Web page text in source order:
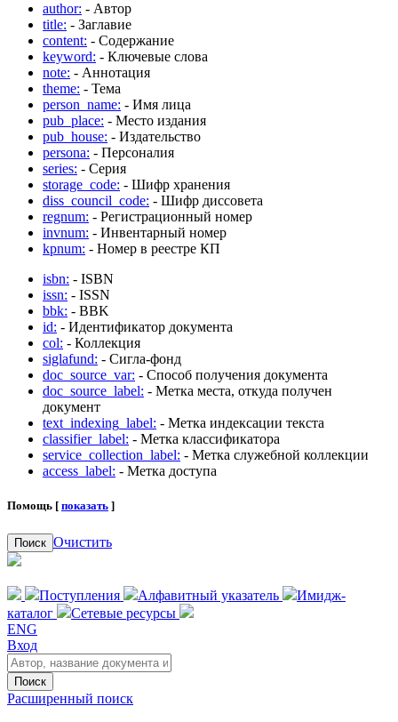
author: - Автор
title: - Заглавие
content: - Содержание
keyword: - Ключевые слова
note: - Аннотация
theme: - Тема
person_name: - Имя лица
pub_place: - Место издания
pub_house: - Издательство
persona: - Персоналия
series: - Серия
storage_code: - Шифр хранения
diss_council_code: - Шифр диссовета
regnum: - Регистрационный номер
invnum: - Инвентарный номер
kpnum: - Номер в реестре КП
isbn: - ISBN
issn: - ISSN
bbk: - BBK
id: - Идентификатор документа
col: - Коллекция
siglafund: - Сигла-фонд
doc_source_var: - Способ получения документа
doc_source_label: - Метка места, откуда получен
документ
text_indexing_label: - Метка индексации текста
classifier_label: - Метка классификатора
service_collection_label: - Метка служебной коллекции
access_label: - Метка доступа
Помощь [ показать ]
Поиск Очистить
Поступления Алфавитный указатель
Имидж-
каталог
Сетевые ресурсы
ENG
Вход
Поиск
Расширенный поиск